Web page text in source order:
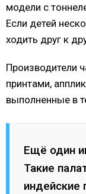
модели с
Если детей
ходить друг к
Производители
принтами,
выполненные в
Ещё один
Такие
индейские